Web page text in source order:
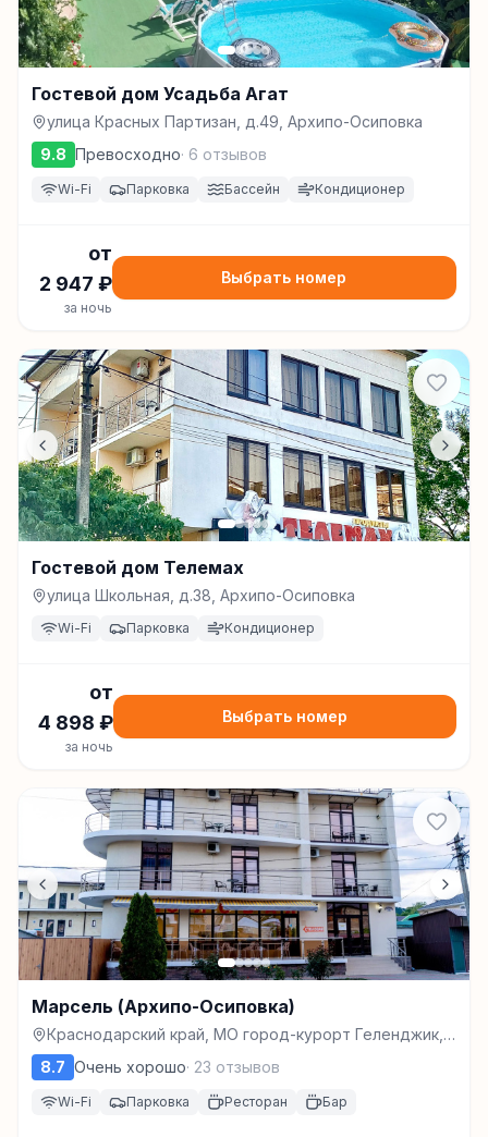
Гостевой дом Усадьба Агат
улица Красных Партизан, д.49, Архипо-Осиповка
9.8 Превосходно· 6 отзывов
Wi-Fi Парковка Бассейн Кондиционер
от
2 947 ₽
за ночь
Выбрать номер
Гостевой дом Телемах
улица Школьная, д.38, Архипо-Осиповка
Wi-Fi Парковка Кондиционер
от
4 898 ₽
за ночь
Выбрать номер
Марсель (Архипо-Осиповка)
Краснодарский край, МО город-курорт Геленджик,
с.Архипо-Осиповка, ул.Школьная, д.46., Архипо-
Осиповка
8.7 Очень хорошо· 23 отзывов
Wi-Fi Парковка Ресторан Бар